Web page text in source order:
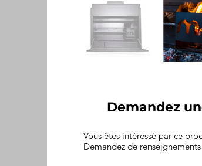
Vous êtes intéressé par ce
Demandez de renseignements
Demandez